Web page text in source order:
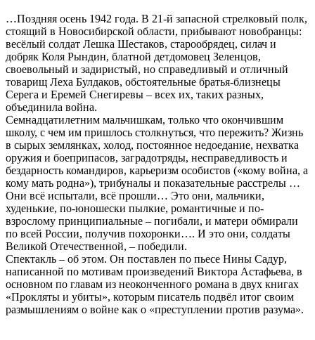
…Поздняя осень 1942 года. В 21-й запасной стрелковый полк,
стоящий в Новосибирской области, прибывают новобранцы:
весёлый солдат Лешка Шестаков, старообрядец, силач и
добряк Коля Рындин, блатной детдомовец Зеленцов,
своевольный и задиристый, но справедливый и отличный
товарищ Леха Булдаков, обстоятельные братья-близнецы
Серега и Еремей Снегиревы – всех их, таких разных,
объединила война.
Семнадцатилетним мальчишкам, только что окончившим
школу, с чем им пришлось столкнуться, что пережить? Жизнь
в сырых землянках, холод, постоянное недоедание, нехватка
оружия и боеприпасов, заградотряды, несправедливость и
бездарность командиров, карьеризм особистов («кому война, а
кому мать родна»), трибуналы и показательные расстрелы …
Они всё испытали, всё прошли… Это они, мальчики,
худенькие, по-юношески пылкие, романтичные и по-
взрослому принципиальные – погибали, и матери обмирали
по всей России, получив похоронки…. И это они, солдаты
Великой Отечественной, – победили.
Спектакль – об этом. Он поставлен по пьесе Нины Садур,
написанной по мотивам произведений Виктора Астафьева, в
основном по главам из неоконченного романа в двух книгах
«Прокляты и убиты», которым писатель подвёл итог своим
размышлениям о войне как о «преступлении против разума».